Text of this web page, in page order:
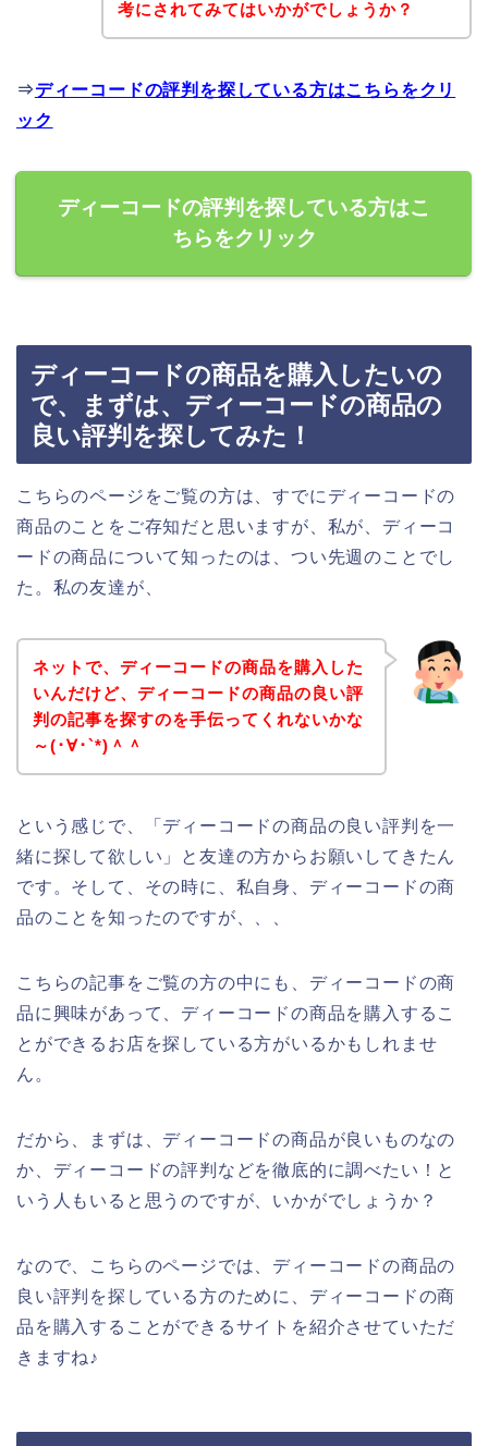
考にされてみてはいかがでしょうか？
⇒ディーコードの評判を探している方はこちらをクリ
ック
ディーコードの評判を探している方はこ
ちらをクリック
ディーコードの商品を購入したいの
で、まずは、ディーコードの商品の
良い評判を探してみた！
こちらのページをご覧の方は、すでにディーコードの
商品のことをご存知だと思いますが、私が、ディーコ
ードの商品について知ったのは、つい先週のことでし
た。私の友達が、
ネットで、ディーコードの商品を購入した
いんだけど、ディーコードの商品の良い評
判の記事を探すのを手伝ってくれないかな
～(･∀･`*)＾＾
という感じで、「ディーコードの商品の良い評判を一
緒に探して欲しい」と友達の方からお願いしてきたん
です。そして、その時に、私自身、ディーコードの商
品のことを知ったのですが、、、
こちらの記事をご覧の方の中にも、ディーコードの商
品に興味があって、ディーコードの商品を購入するこ
とができるお店を探している方がいるかもしれませ
ん。
だから、まずは、ディーコードの商品が良いものなの
か、ディーコードの評判などを徹底的に調べたい！と
いう人もいると思うのですが、いかがでしょうか？
なので、こちらのページでは、ディーコードの商品の
良い評判を探している方のために、ディーコードの商
品を購入することができるサイトを紹介させていただ
きますね♪